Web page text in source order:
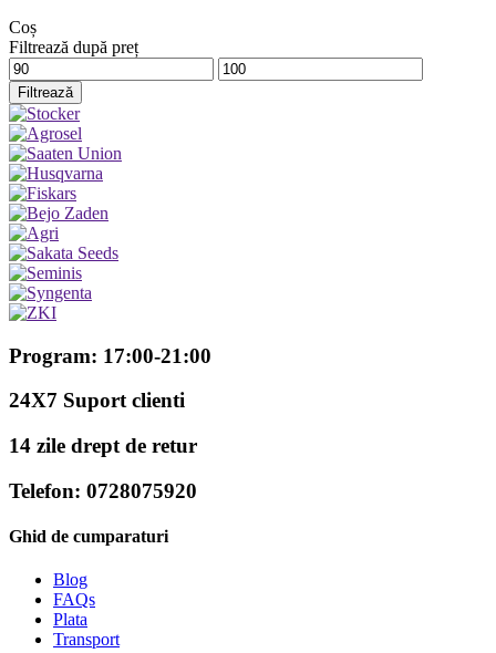
Coș
Filtrează după preț
Preț
minim
Preț
maxim
Filtrează
Program: 17:00-21:00
24X7 Suport clienti
14 zile drept de retur
Telefon: 0728075920
Ghid de cumparaturi
Blog
FAQs
Plata
Transport